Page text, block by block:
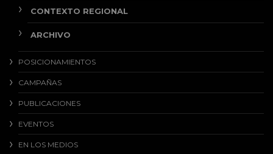
CONTEXTO REGIONAL
ARCHIVO
POSICIONAMIENTOS
CAMPAÑAS
PUBLICACIONES
EVENTOS
EN LOS MEDIOS